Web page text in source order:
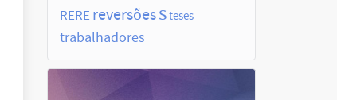
RERE reversõessteses
trabalhadores